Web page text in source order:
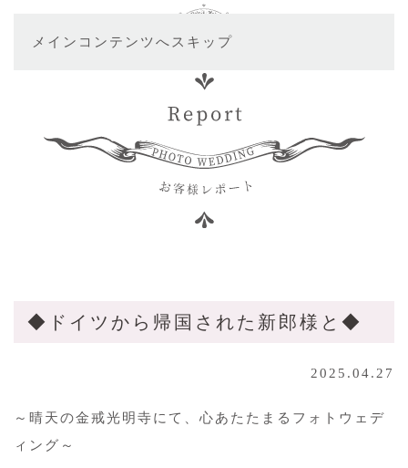
メインコンテンツへスキップ
◆ドイツから帰国された新郎様と◆
2025.04.27
～晴天の金戒光明寺にて、心あたたまるフォトウェデ
ィング～